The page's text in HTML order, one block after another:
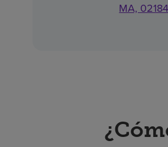
MA, 02184